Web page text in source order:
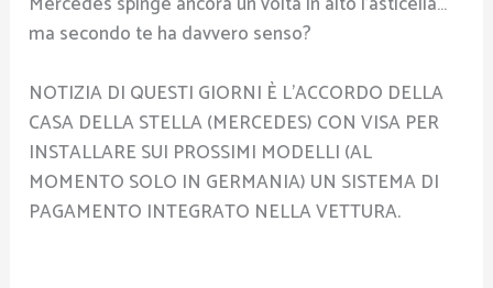
ma secondo te ha davvero senso?
NOTIZIA DI QUESTI GIORNI È L’ACCORDO DELLA
CASA DELLA STELLA (MERCEDES) CON VISA PER
INSTALLARE SUI PROSSIMI MODELLI (AL
MOMENTO SOLO IN GERMANIA) UN SISTEMA DI
PAGAMENTO INTEGRATO NELLA VETTURA.